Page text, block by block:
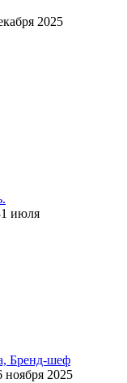
2025
июля
Бренд-шеф
ноября 2025